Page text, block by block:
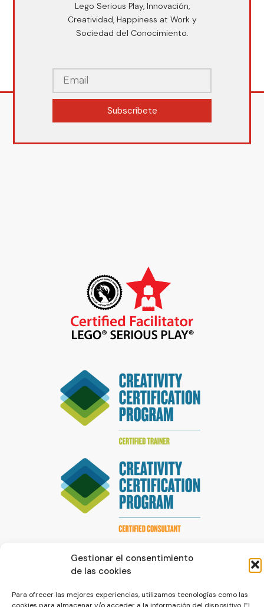
Gestionar el consentimiento
de las cookies
Para ofrecer las mejores experiencias, utilizamos tecnologías como las
Lego Serious Play, Innovación,
Creatividad, Happiness at Work y
Sociedad del Conocimiento.
Subscríbete